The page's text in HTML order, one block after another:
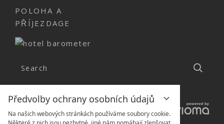
Předvolby ochrany osobních údajů
Na našich webových stránkách používáme soubory cookie.
POLOHA A
PŘÍJEZDAGE